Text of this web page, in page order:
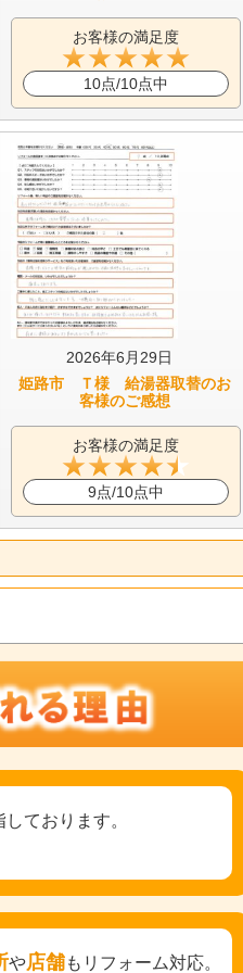
お客様の満足度
10点/10点中
2026年6月29日
姫路市 Ｔ様 給湯器取替のお
客様のご感想
お客様の満足度
9点/10点中
しております。
や店舗もリフォーム対応。